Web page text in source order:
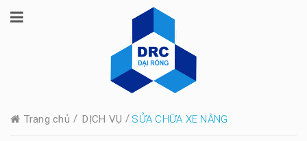
Trang chủ / DỊCH VỤ / SỬA CHỮA XE NÂNG